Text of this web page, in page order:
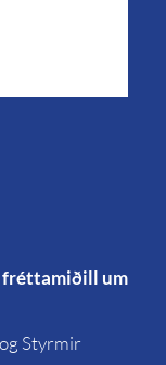
fréttamiðill um
Styrmir